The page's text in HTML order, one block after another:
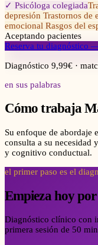
✓ Psicóloga colegiada
depresión Trastornos de
emocional Rasgos del
Aceptando pacientes
Reserva tu diagnóstico
Diagnóstico 9,99€ ·
en sus palabras
Cómo trabaja
Su enfoque de abordaje
consulta a su necesidad
y cognitivo conductual.
el primer paso es el
Empieza hoy
Diagnóstico clínico con
primera sesión de 50